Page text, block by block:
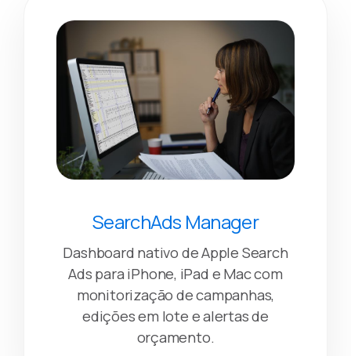
SearchAds Manager
Dashboard nativo de Apple Search
Ads para iPhone, iPad e Mac com
monitorização de campanhas,
edições em lote e alertas de
orçamento.